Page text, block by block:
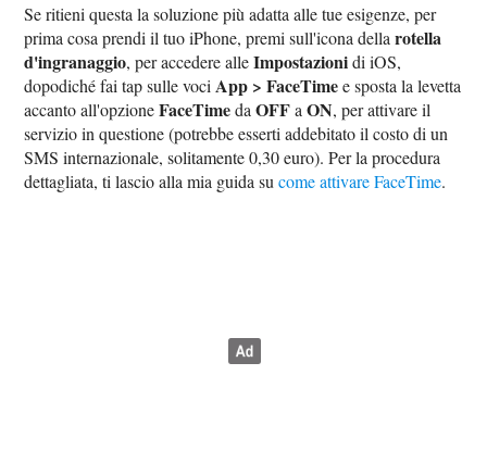
Se ritieni questa la soluzione più adatta alle tue esigenze, per
prima cosa prendi il tuo iPhone, premi sull'icona dellarotella
d'ingranaggio, per accedere alleImpostazionidi iOS,
dopodiché fai tap sulle voci App > FaceTimee sposta la levetta
accanto all'opzioneFaceTimedaOFFaON, per attivare il
servizio in questione (potrebbe esserti addebitato il costo di un
SMS internazionale, solitamente 0,30 euro). Per la procedura
dettagliata, ti lascio alla mia guida sucome attivare FaceTime.